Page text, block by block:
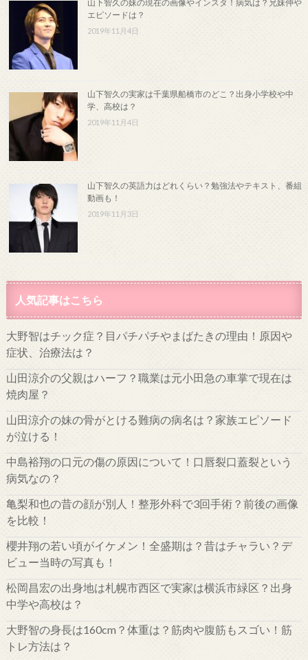
山下智久の妹の現在の画像やインスタ！病気は？兄妹仲や
エピソードは？
2019年11月4日
山下智久の実家は千葉県船橋市のどこ？出身小学校や中
学、高校は？
2019年11月4日
山下智久の英語力はどれくらい？勉強法やテキスト、番組
動画も！
2019年11月3日
人気記事はこちら
大野智はチック症？目パチパチやまばたきの理由！原因や
症状、治療法は？
山田涼介の父親はハーフ？職業は元小田急の車掌で現在は
焼肉屋？
山田涼介の妹の骨がとける難病の病名は？家族エピソード
が泣ける！
中島裕翔の口元の傷の原因について！口唇裂口蓋裂という
病気なの？
亀梨和也の昔の顔が別人！整形外科で3回手術？前後の画像
を比較！
櫻井翔の若い頃がイケメン！全盛期は？昔はチャラい？デ
ビュー当時の写真も！
松岡昌宏の出身地は札幌市西区で実家は横浜市緑区？出身
中学や高校は？
大野智の身長は160cm？体重は？筋肉や腹筋もスゴい！筋
トレ方法は？